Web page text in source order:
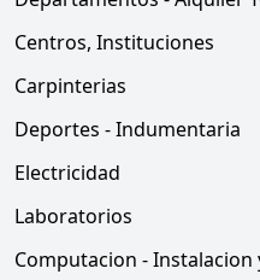
Centros, Instituciones
Carpinterias
Deportes - Indumentaria
Electricidad
Laboratorios
Computacion - Instalacion